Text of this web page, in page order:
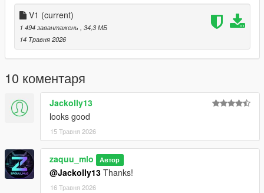
V1 (current)
1 494 завантажень
, 34,3 МБ
14 Травня 2026
10 коментаря
Jackolly13
looks good
15 Травня 2026
zaquu_mlo Автор
@Jackolly13 Thanks!
16 Травня 2026